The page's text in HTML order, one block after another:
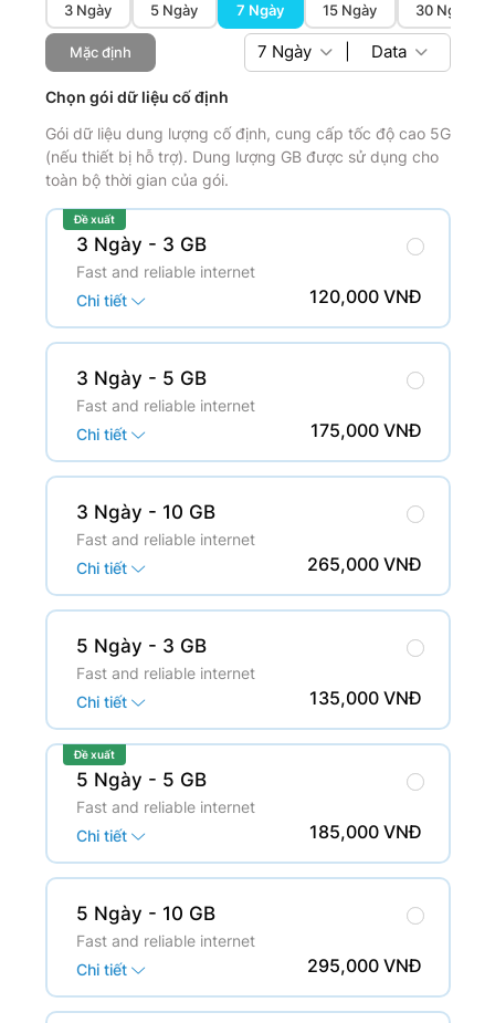
3 Ngày 5 Ngày 7 Ngày 15 Ngày 30 Ngày
Mặc định 7 Ngày Data
Chọn gói dữ liệu cố định
Gói dữ liệu dung lượng cố định, cung cấp tốc độ cao 5G
(nếu thiết bị hỗ trợ). Dung lượng GB được sử dụng cho
toàn bộ thời gian của gói.
Đề xuất
3 Ngày - 3 GB
Fast and reliable internet
Chi tiết
120,000 VNĐ
3 Ngày - 5 GB
Fast and reliable internet
Chi tiết
175,000 VNĐ
3 Ngày - 10 GB
Fast and reliable internet
Chi tiết
265,000 VNĐ
5 Ngày - 3 GB
Fast and reliable internet
Chi tiết
135,000 VNĐ
Đề xuất
5 Ngày - 5 GB
Fast and reliable internet
Chi tiết
185,000 VNĐ
5 Ngày - 10 GB
Fast and reliable internet
Chi tiết
295,000 VNĐ